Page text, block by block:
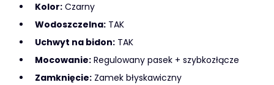
Kolor:Czarny
Wodoszczelna:TAK
Uchwyt na bidon:TAK
Mocowanie:Regulowany pasek + szybkozłącze
Zamknięcie:Zamek błyskawiczny